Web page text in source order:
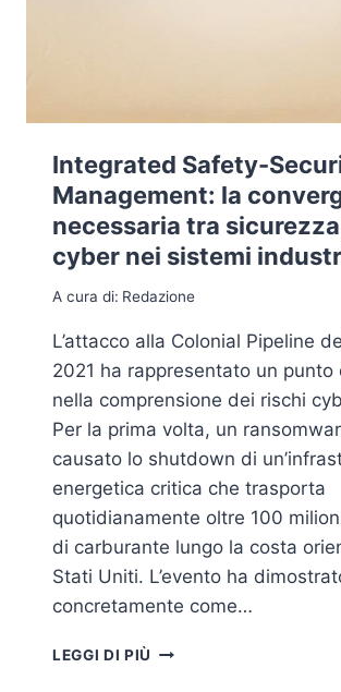
Integrated Safety-
Management: la
necessaria tra
cyber nei sistemi
A cura di: Redazione
L’attacco alla Colonial Pipeline
2021 ha rappresentato un punto
nella comprensione dei rischi
Per la prima volta, un
causato lo shutdown di
energetica critica che trasporta
quotidianamente oltre 100
di carburante lungo la costa
Stati Uniti. L’evento ha
concretamente come…
LEGGI DI PIÙ INTEGRATED